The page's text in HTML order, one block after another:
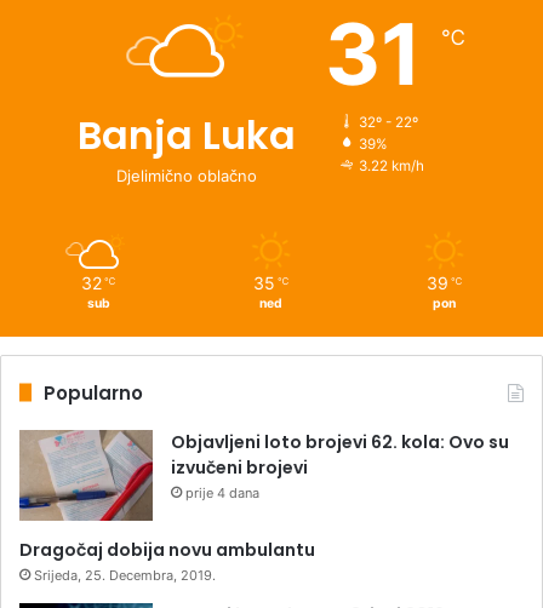
Banja Luka
Djelimično oblačno
31 ℃
32º - 22º
39%
3.22 km/h
32 ℃
sub
35 ℃
ned
39 ℃
pon
Popularno
Objavljeni loto brojevi 62. kola: Ovo su
izvučeni brojevi
prije 4 dana
Dragočaj dobija novu ambulantu
Srijeda, 25. Decembra, 2019.